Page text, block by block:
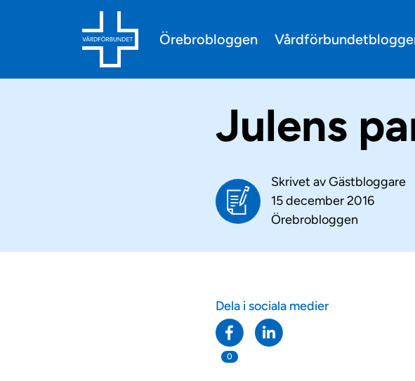
Örebrobloggen
Julens
Skrivet avGästbloggare
15 december 2016
Örebrobloggen
Dela i sociala medier
0